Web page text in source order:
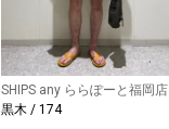
SHIPS any ららぽーと福岡店
黒木 / 174